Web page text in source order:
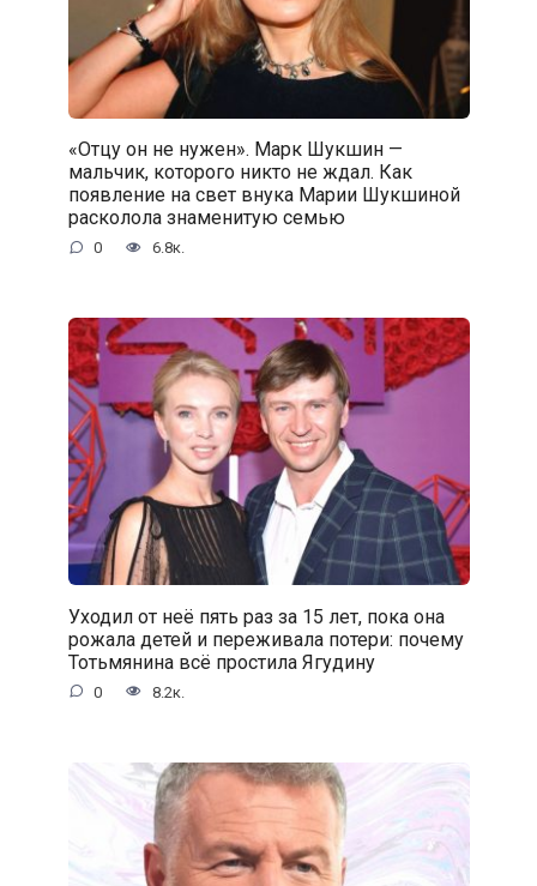
«Отцу он не нужен». Марк Шукшин —
мальчик, которого никто не ждал. Как
появление на свет внука Марии Шукшиной
расколола знаменитую семью
0 6.8к.
Уходил от неё пять раз за 15 лет, пока она
рожала детей и переживала потери: почему
Тотьмянина всё простила Ягудину
0 8.2к.